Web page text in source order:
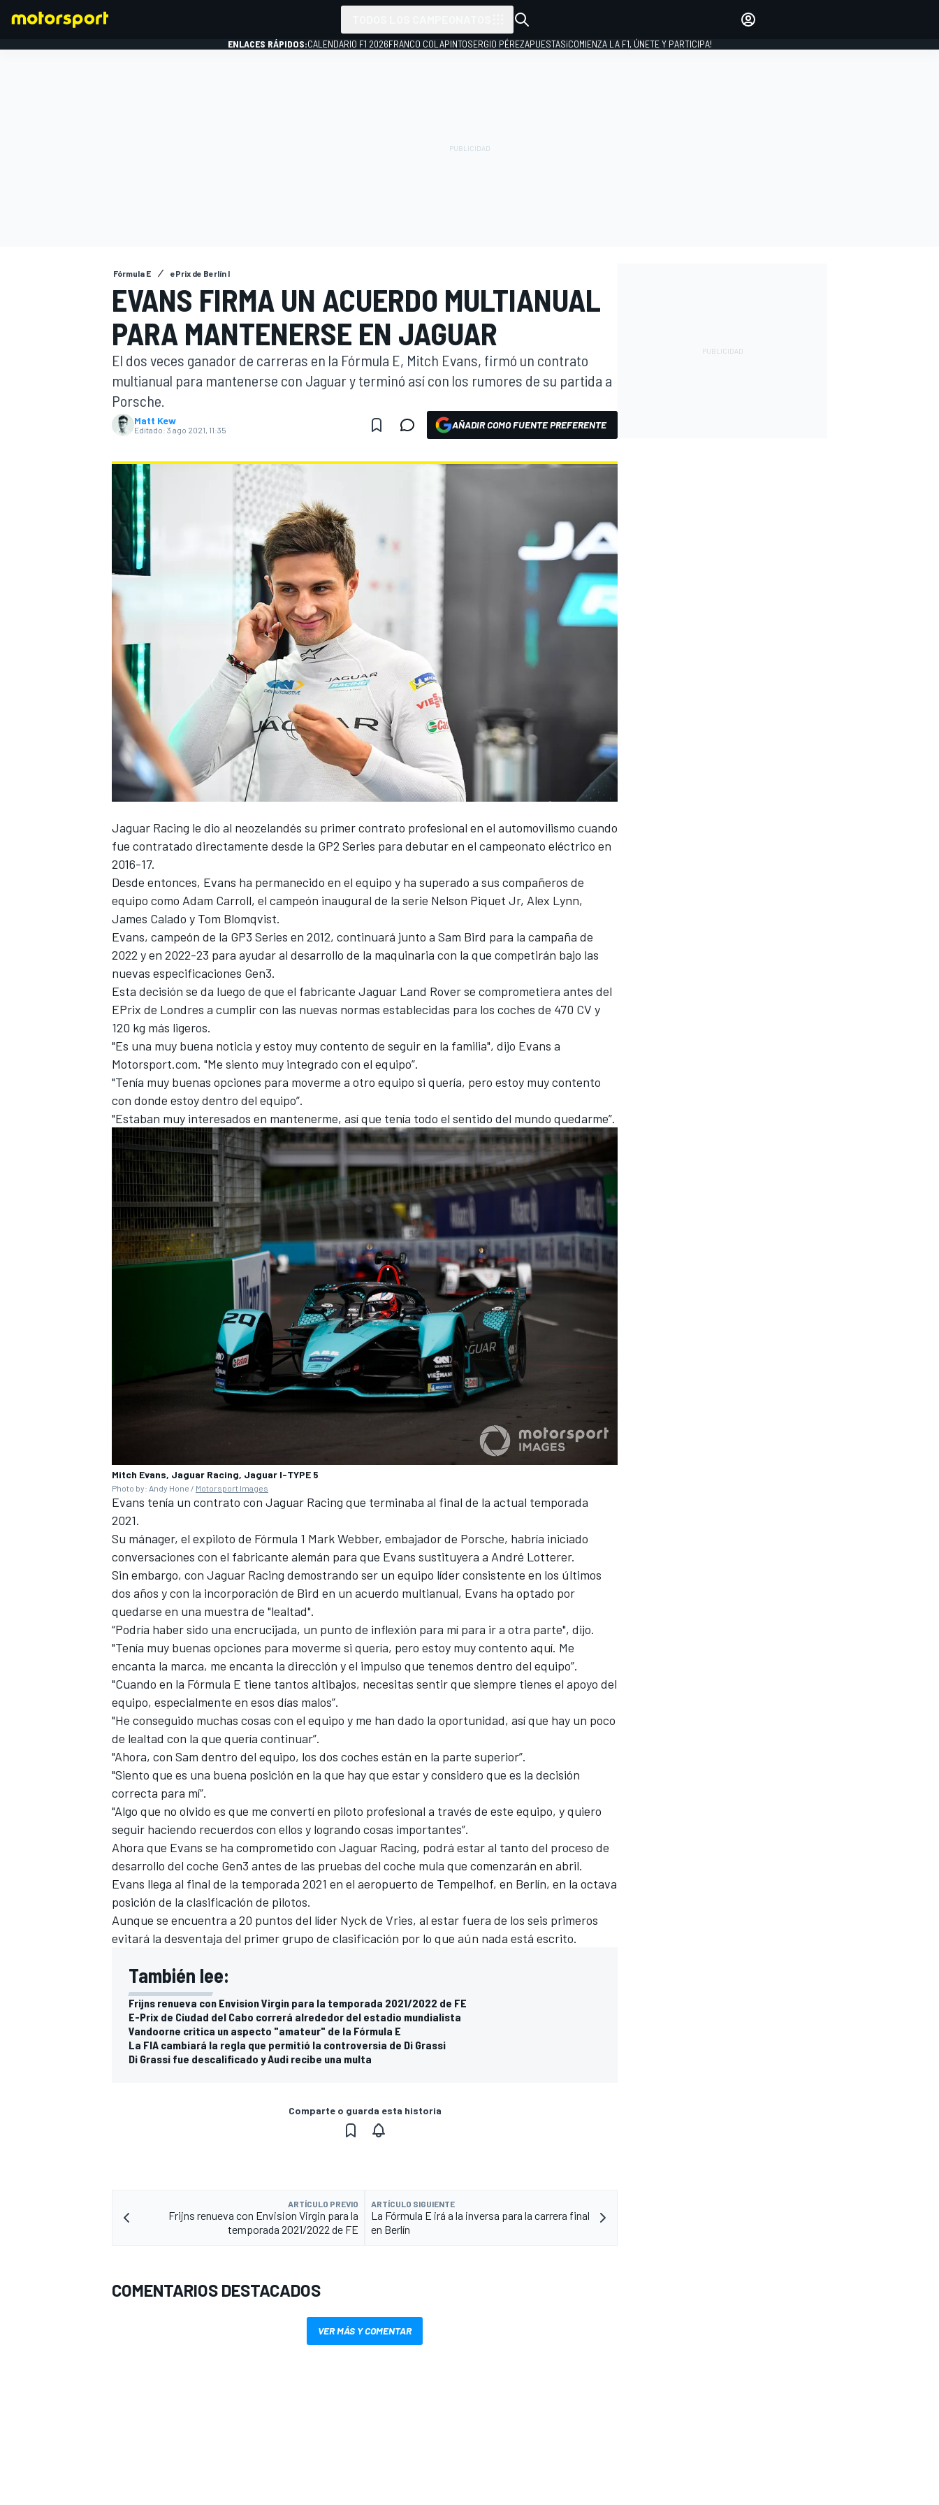
INDYCAR
MOTOGP
NASCAR CUP
FÓRMULA E
WRC
MÁS CATEGORÍAS
INICIAR SESIÓN
ENLACES RÁPIDOS:CALENDARIO F1 2026FRANCO COLAPINTOSERGIO PÉREZAPUESTAS¡COMIENZA LA F1, ÚNETE Y PARTICIPA!
Fórmula E ePrix de Berlín I
EVANS FIRMA UN ACUERDO MULTIANUAL
PARA MANTENERSE EN JAGUAR
El dos veces ganador de carreras en la Fórmula E, Mitch Evans, firmó un contrato
multianual para mantenerse con Jaguar y terminó así con los rumores de su partida a
Porsche.
Matt Kew
Editado: 3 ago 2021, 11:35 AÑADIR COMO FUENTE PREFERENTE
Jaguar Racing le dio al neozelandés su primer contrato profesional en el automovilismo cuando
fue contratado directamente desde la GP2 Series para debutar en el campeonato eléctrico en
2016-17.
Desde entonces, Evans ha permanecido en el equipo y ha superado a sus compañeros de
equipo como Adam Carroll, el campeón inaugural de la serie Nelson Piquet Jr, Alex Lynn,
James Calado y Tom Blomqvist.
Evans, campeón de la GP3 Series en 2012, continuará junto a Sam Bird para la campaña de
2022 y en 2022-23 para ayudar al desarrollo de la maquinaria con la que competirán bajo las
nuevas especificaciones Gen3.
Esta decisión se da luego de que el fabricante Jaguar Land Rover se comprometiera antes del
EPrix de Londres a cumplir con las nuevas normas establecidas para los coches de 470 CV y
120 kg más ligeros.
"Es una muy buena noticia y estoy muy contento de seguir en la familia", dijo Evans a
Motorsport.com. "Me siento muy integrado con el equipo”.
"Tenía muy buenas opciones para moverme a otro equipo si quería, pero estoy muy contento
con donde estoy dentro del equipo”.
"Estaban muy interesados en mantenerme, así que tenía todo el sentido del mundo quedarme”.
Mitch Evans, Jaguar Racing, Jaguar I-TYPE 5
Photo by: Andy Hone / Motorsport Images
Evans tenía un contrato con Jaguar Racing que terminaba al final de la actual temporada
2021.
Su mánager, el expiloto de Fórmula 1 Mark Webber, embajador de Porsche, habría iniciado
conversaciones con el fabricante alemán para que Evans sustituyera a André Lotterer.
Sin embargo, con Jaguar Racing demostrando ser un equipo líder consistente en los últimos
dos años y con la incorporación de Bird en un acuerdo multianual, Evans ha optado por
quedarse en una muestra de "lealtad".
“Podría haber sido una encrucijada, un punto de inflexión para mí para ir a otra parte", dijo.
"Tenía muy buenas opciones para moverme si quería, pero estoy muy contento aquí. Me
encanta la marca, me encanta la dirección y el impulso que tenemos dentro del equipo”.
"Cuando en la Fórmula E tiene tantos altibajos, necesitas sentir que siempre tienes el apoyo del
equipo, especialmente en esos días malos”.
"He conseguido muchas cosas con el equipo y me han dado la oportunidad, así que hay un poco
de lealtad con la que quería continuar”.
"Ahora, con Sam dentro del equipo, los dos coches están en la parte superior”.
"Siento que es una buena posición en la que hay que estar y considero que es la decisión
correcta para mí”.
"Algo que no olvido es que me convertí en piloto profesional a través de este equipo, y quiero
seguir haciendo recuerdos con ellos y logrando cosas importantes”.
Ahora que Evans se ha comprometido con Jaguar Racing, podrá estar al tanto del proceso de
desarrollo del coche Gen3 antes de las pruebas del coche mula que comenzarán en abril.
Evans llega al final de la temporada 2021 en el aeropuerto de Tempelhof, en Berlín, en la octava
posición de la clasificación de pilotos.
Aunque se encuentra a 20 puntos del líder Nyck de Vries, al estar fuera de los seis primeros
evitará la desventaja del primer grupo de clasificación por lo que aún nada está escrito.
También lee:
Frijns renueva con Envision Virgin para la temporada 2021/2022 de FE
E-Prix de Ciudad del Cabo correrá alrededor del estadio mundialista
Vandoorne critica un aspecto "amateur" de la Fórmula E
La FIA cambiará la regla que permitió la controversia de Di Grassi
Di Grassi fue descalificado y Audi recibe una multa
Comparte o guarda esta historia
ARTÍCULO PREVIO
Frijns renueva con Envision Virgin para la
temporada 2021/2022 de FE
ARTÍCULO SIGUIENTE
La Fórmula E irá a la inversa para la carrera final
en Berlín
COMENTARIOS DESTACADOS
VER MÁS Y COMENTAR